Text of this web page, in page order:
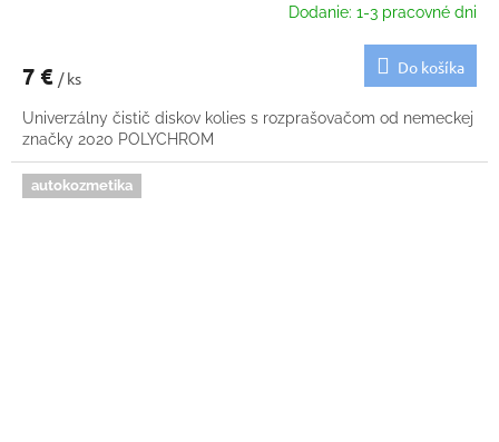
Dodanie: 1-3 pracovné dni
7 € / ks
Do košíka
Univerzálny čistič diskov kolies s rozprašovačom od nemeckej
značky 2020 POLYCHROM
autokozmetika